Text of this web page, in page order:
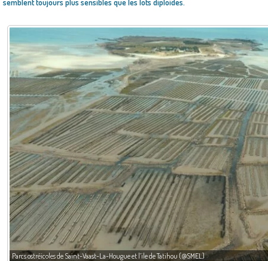
semblent toujours plus sensibles que les lots diploïdes.
Parcs ostréicoles de Saint-Vaast-La-Hougue et l’ile de Tatihou (@SMEL)